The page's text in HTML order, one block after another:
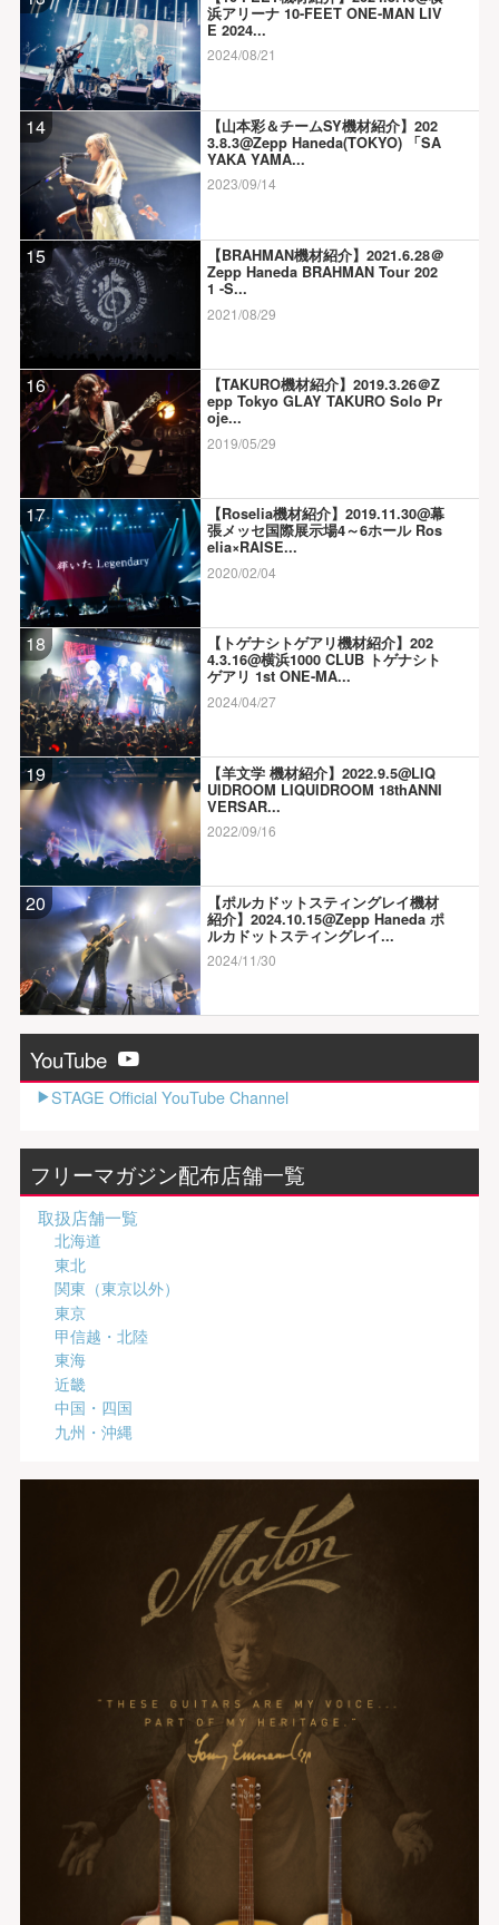
浜アリーナ 10-FEET ONE-MAN LIV
E 2024...
2024/08/21
14
【山本彩＆チームSY機材紹介】202
3.8.3@Zepp Haneda(TOKYO) 「SA
YAKA YAMA...
2023/09/14
15
【BRAHMAN機材紹介】2021.6.28＠
Zepp Haneda BRAHMAN Tour 202
1 -S...
2021/08/29
16
【TAKURO機材紹介】2019.3.26＠Z
epp Tokyo GLAY TAKURO Solo Pr
oje...
2019/05/29
17
【Roselia機材紹介】2019.11.30@幕
張メッセ国際展示場4～6ホール Ros
elia×RAISE...
2020/02/04
18
【トゲナシトゲアリ機材紹介】202
4.3.16@横浜1000 CLUB トゲナシト
ゲアリ 1st ONE-MA...
2024/04/27
19
【羊文学 機材紹介】2022.9.5@LIQ
UIDROOM LIQUIDROOM 18thANNI
VERSAR...
2022/09/16
20
【ポルカドットスティングレイ機材
紹介】2024.10.15@Zepp Haneda ポ
ルカドットスティングレイ...
2024/11/30
YouTube
STAGE Official YouTube Channel
フリーマガジン配布店舗一覧
取扱店舗一覧
北海道
東北
関東（東京以外）
東京
甲信越・北陸
東海
近畿
中国・四国
九州・沖縄